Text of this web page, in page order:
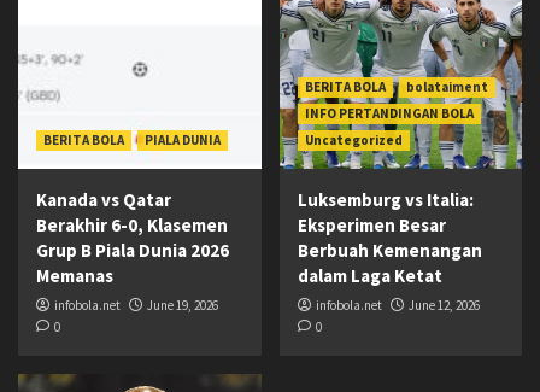
BERITA BOLA PIALA DUNIA
Kanada vs Qatar
Berakhir 6-0, Klasemen
Grup B Piala Dunia 2026
Memanas
infobola.net
June 19, 2026
0
BERITA BOLA
bolataiment
INFO PERTANDINGAN BOLA
Uncategorized
Luksemburg vs Italia:
Eksperimen Besar
Berbuah Kemenangan
dalam Laga Ketat
infobola.net
June 12, 2026
0